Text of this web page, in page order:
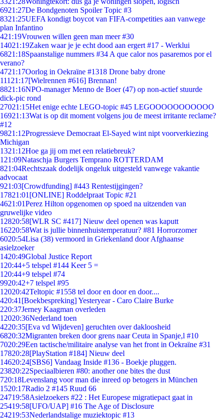
6921:27De Bondgenoten Spoiler Topic #3
8321:25UEFA kondigt boycot van FIFA-competities aan vanwege
plan Infantino
421:19Vrouwen willen geen man meer #30
14021:19Zaken waar je je echt dood aan ergert #17 - Werklui
6821:18Spaanstalige nummers #34 A que calor nos pasaremos por el
verano?
4721:17Oorlog in Oekraïne #1318 Drone baby drone
111 21:17[Wielrennen #616] Brennan!
8821:16NPO-manager Menno de Boer (47) op non-actief stuurde
dick-pic rond
27021:15Het enige echte LEGO-topic #45 LEGOOOOOOOOOOO
16921:13Wat is op dit moment volgens jou de meest irritante reclame?
#12
9821:12Progressieve Democraat El-Sayed wint nipt voorverkiezing
Michigan
1321:12Hoe ga jij om met een relatiebreuk?
1 21:09Nataschja Burgers Temprano ROTTERDAM
821:04Rechtszaak dodelijk ongeluk uitgesteld vanwege vakantie
advocaat
921:03[Crowdfunding] #443 Rentestijgingen?
17821:01 [ONLINE] Roddelpraat Topic #21
4621:01Perez Hilton opgenomen op spoed na uitzenden van
gruwelijke video
12820:58[WLR SC #417] Nieuw deel openen was kaputt
16220:58Wat is jullie binnenhuistemperatuur? #81 Horrorzomer
6020:54Lisa (38) vermoord in Griekenland door Afghaanse
asielzoeker
1420:49Global Justice Report
1 20:44+5 telspel #144 Keer 5 =
1 20:44+9 telspel #74
9920:42+7 telspel #95
12020:42Teltopic #1558 tel door en door en door....
420:41 [Boekbespreking] Yesteryear - Caro Claire Burke
220:37Jerney Kaagman overleden
12020:36Nederland toen
4220:35[Eva vd Wijdeven] geruchten over dakloosheid
6820:32Migranten breken door grens naar Ceuta in Spanje,l #10
7020:29Een tactische/militaire analyse van het front in Oekraïne #31
17820:28[PlayStation #184] Nieuw deel
14620:24[SBS6] Vandaag Inside #136 - Boekje pluggen.
23820:22Speciaalbieren #80: another one bites the dust
720:18Levenslang voor man die inreed op betogers in München
1520:17Radio 2 #145 Ruud 66
24719:58Asielzoekers #22 : Het Europese migratiepact gaat in
25419:58[UFO/UAP] #16 The Age of Disclosure
24219:53Nederlandstalige muziektopic #13